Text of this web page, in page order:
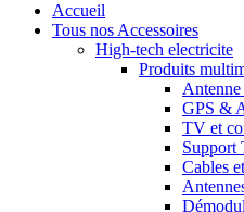
Accueil
Tous nos Accessoires
High-tech electricite
Produits
GPS &
TV et
Support
Cables